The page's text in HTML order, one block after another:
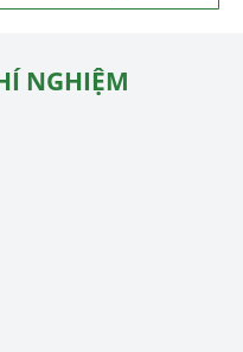
NGHIỆM